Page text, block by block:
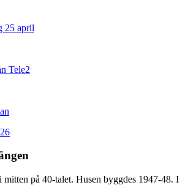
25 april
Tele2
mitten på 40-talet. Husen byggdes 1947-48. I